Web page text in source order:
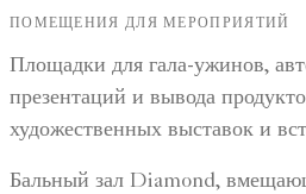
ПОМЕЩЕНИЯ ДЛЯ МЕРОПРИЯТИЙ
Площадки для гала-ужинов,
презентаций и вывода
художественных выставок и
Бальный зал Diamond,